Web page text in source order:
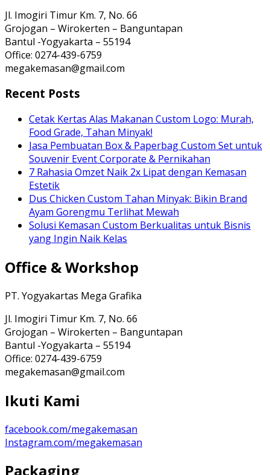
Jl. Imogiri Timur Km. 7, No. 66
Grojogan – Wirokerten – Banguntapan
Bantul -Yogyakarta – 55194
Office: 0274-439-6759
megakemasan@gmail.com
Recent Posts
Cetak Kertas Alas Makanan Custom Logo: Murah,
Food Grade, Tahan Minyak!
Jasa Pembuatan Box & Paperbag Custom Set untuk
Souvenir Event Corporate & Pernikahan
7 Rahasia Omzet Naik 2x Lipat dengan Kemasan
Estetik
Dus Chicken Custom Tahan Minyak: Bikin Brand
Ayam Gorengmu Terlihat Mewah
Solusi Kemasan Custom Berkualitas untuk Bisnis
yang Ingin Naik Kelas
Office & Workshop
PT. Yogyakartas Mega Grafika
Jl. Imogiri Timur Km. 7, No. 66
Grojogan – Wirokerten – Banguntapan
Bantul -Yogyakarta – 55194
Office: 0274-439-6759
megakemasan@gmail.com
Ikuti Kami
facebook.com/megakemasan
Instagram.com/megakemasan
Packaging